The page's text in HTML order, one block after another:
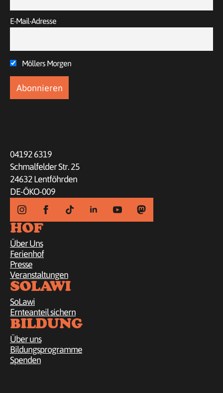
E-Mail-Adresse
Möllers Morgen
04192 6319
Schmalfelder Str. 25
24632 Lentföhrden
DE-ÖKO-009
HOF
Über Uns
Ferienhof
Presse
Veranstaltungen
SOLAWI
SoLawi
Ernteanteil sichern
BILDUNG
Über uns
Bildungsprogramme
Spenden